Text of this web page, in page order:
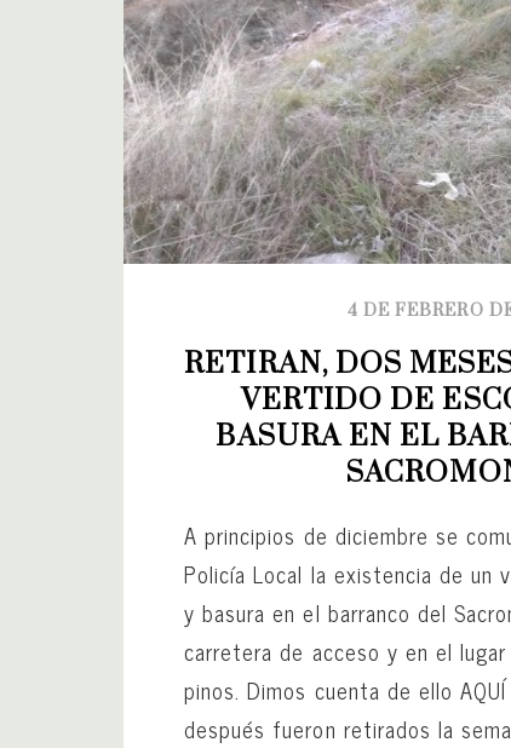
4 DE FEBRERO
RETIRAN, DOS
VERTIDO DE
BASURA EN EL
A principios de diciembre se
Policía Local la existencia de un
y basura en el barranco del
carretera de acceso y en el
pinos. Dimos cuenta de ello
después fueron retirados la